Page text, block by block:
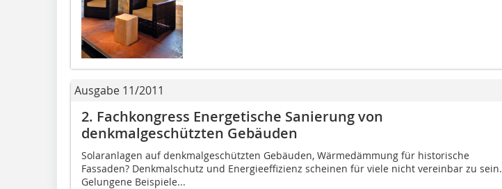
Ausgabe 11/2011
2. Fachkongress Energetische Sanierung von
denkmalgeschützten Gebäuden
Solaranlagen auf denkmalgeschützten Gebäuden, Wärmedämmung für historische
Fassaden? Denkmalschutz und Energieeffizienz scheinen für viele nicht vereinbar zu sein.
Gelungene Beispiele...